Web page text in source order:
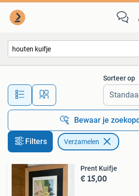
Alle afstanden…
Sorteer op
Bewaar je
Filters Verzamelen
Prent Kuifje
€ 15,00